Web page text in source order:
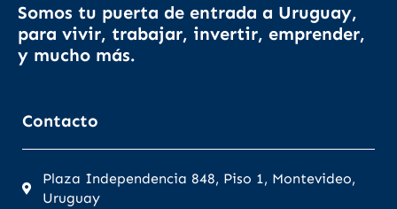
Somos tu puerta de entrada a Uruguay,
para vivir, trabajar, invertir, emprender,
y mucho más.
Contacto
Plaza Independencia 848, Piso 1, Montevideo,
Uruguay